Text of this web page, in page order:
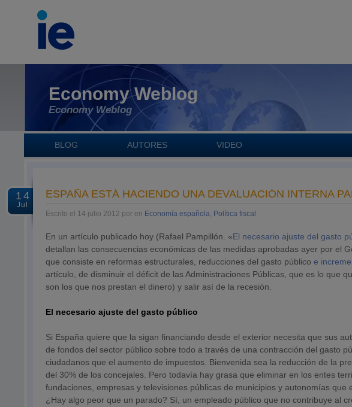
Economy Weblog
Economy Weblog
BLOG AUTORES VIDEO
14
Jul
ESPAÑA ESTÁ HACIENDO UNA DEVALUACIÓN INTERNA
Escrito el 14 julio 2012 por en Economía española, Política fiscal
En un artículo publicado hoy (Rafael Pampillón. «El necesario ajuste del gasto
detallan las consecuencias económicas de las medidas aprobadas ayer por el
que consiste en reformas estructurales, reducciones del gasto públicoe
artículo, de disminuir el déficit de las Administraciones Públicas, que es lo que
son los que nos prestan el dinero) y salir así de la recesión.
El necesario ajuste del gasto público
Si España quiere que la sigan financiando desde el exterior necesita que sus
de fondos del sector público sobre todo a través de una contracción del gasto
ciudadanos que el aumento de impuestos. Bienvenida sea la reducción de la
del 30% de los concejales. Pero todavía hay grasa que eliminar en los entes
fundaciones, empresas y televisiones públicas de municipios y autonomías que
¿Hay algo peor que un parado? Sí, un empleado público que no contribuye al